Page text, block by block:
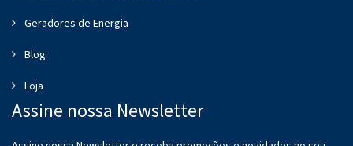
Geradores de Energia
Blog
Loja
Assine nossa Newsletter